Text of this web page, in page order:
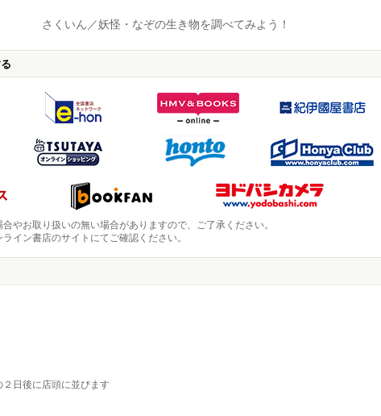
さくいん／妖怪・なぞの生き物を調べてみよう！
やお取り扱いの無い場合がありますので、ご了承ください。
イン書店のサイトにてご確認ください。
日後に店頭に並びます